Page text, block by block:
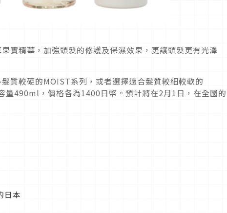
實精華，加強頭髮的修護及保濕效果，更讓頭髮更有光澤
質較硬的MOIST系列，或者選擇適合髮質較細較軟的
量490ml，價格各為1400日幣。預計將在2月1日，在全國的
日本